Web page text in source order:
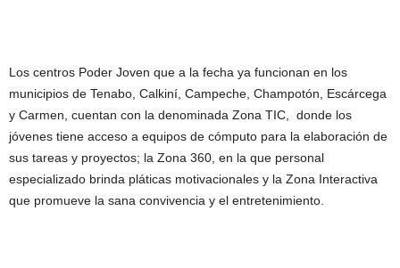
Los centros Poder Joven que a la fecha ya funcionan en los
municipios de Tenabo, Calkiní, Campeche, Champotón, Escárcega
y Carmen, cuentan con la denominada Zona TIC, donde los
jóvenes tiene acceso a equipos de cómputo para la elaboración de
sus tareas y proyectos; la Zona 360, en la que personal
especializado brinda pláticas motivacionales y la Zona Interactiva
que promueve la sana convivencia y el entretenimiento.